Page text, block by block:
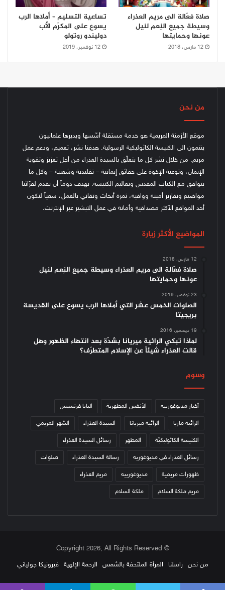
صلاة فعّالة الى مريم العذراء
وسيطة جميع النِعم لنيل
عونها وحمايتها
12 مارس، 2018
تساعية التسليم – أملاها الرب
يسوع على المكرّم الأب
دوليندو روتولو
12 نوفمبر، 2019
من نحن
موقع الأزمنة المريمية هو خدمة مستقلة أسّسها ويديرها علمانيون
ينتمون الى الكنيسة الكاثوليكية الرسولية. هدفنا نشر، تعميم، ودعم عمل
مريم. من خلال نشر كل ما يتعلّق بالسيدة العذراء من أجل تعزيز وتقوية
الإيمان، وتوعية الإخوة على حقائق إيمانية – تقليدية وشعبية – وكل ما
يتوافق مع الكتاب المقدس وتعاليم الكنيسة. نهدف دوماً أن نقدم لقرّائنا
مواضيع وتقارير أمينة ووافية، ثمرة أبحاث وتفاني بالعمل، سعياً لنكون
أحد المواقع الأكثر مصداقية وأمانة في عمل التبشير عبر الإنترنت.
المواضيع الأكثر زيارة
12 مارس، 2018
صلاة فعّالة الى مريم العذراء وسيطة جميع النِعم لنيل
عونها وحمايتها
23 نوفمبر، 2019
الصلوات الخمس عشر التي أملاها الرب يسوع على القديسة
بريجيتا
19 ديسمبر، 2016
لماذا تبكي الرائية ميريانا بشدّة بعد انتهاء الظهور وهل
قالت العذراء شيئاً عن الإسلام المتطرّف؟
وسوم
أخبار مديوغورييه الأنفس المطهرية البابا فرنسيس
الرائية ماريا الرائية ميريانا السيدة العذراء الشهر المريمي
الكنيسة الكاثوليكيّة المطهر رسائل السيدة العذراء
رسائل العذراء في مديوغوريه رسالة السيدة العذراء صلوات
ظهورات مريمية مديوغورييه مريم العذراء
مريم ملكة السلام ملكة السلام
© Copyright 2026, All Rights Reserved
من نحن
راسلنا المرأة الملتحفة بالشمس الرحمة الإلهية فيرونيكا جولياني